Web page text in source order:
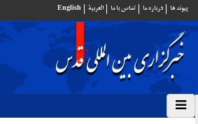
پيوند ها درباره ما تماس با ما العربية English